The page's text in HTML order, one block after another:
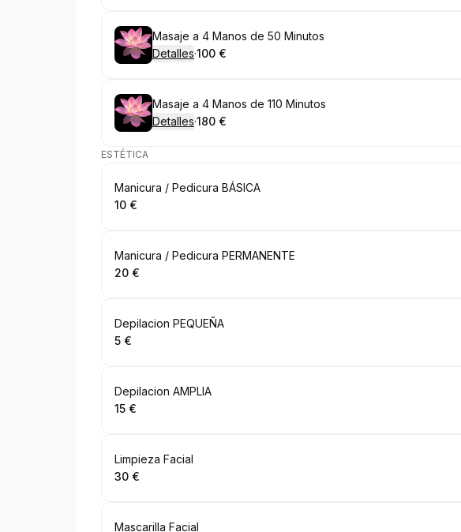
Reservar
Masaje a 4 Manos de 50 Minutos
Detalles·
.Precio
100 €
Reservar
Masaje a 4 Manos de 110 Minutos
Detalles·
.Precio
180 €
ESTÉTICA
Reservar
Manicura / Pedicura BÁSICA
.Precio
10 €
Reservar
Manicura / Pedicura PERMANENTE
.Precio
20 €
Reservar
Depilacion PEQUEÑA
. Precio
5 €
Reservar
Depilacion AMPLIA
.Precio
15 €
Reservar
Limpieza Facial
.Precio
30 €
Reservar
Mascarilla Facial